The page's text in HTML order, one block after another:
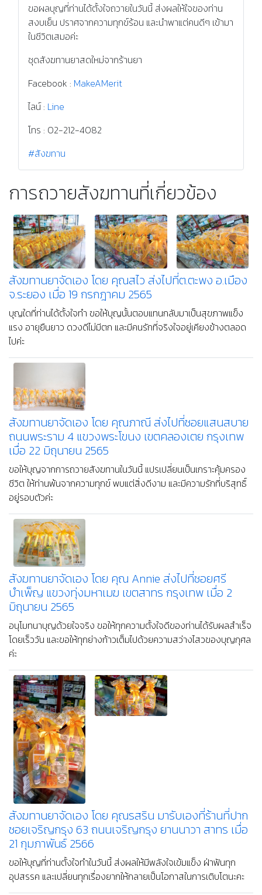
ขอผลบุญที่ท่านได้ตั้งใจถวายในวันนี้ ส่งผลให้ใจของท่าน
สงบเย็น ปราศจากความทุกข์ร้อน และนำพาแต่คนดีๆ เข้ามา
ในชีวิตเสมอค่ะ
ชุดสังฆทานยาสดใหม่จากร้านยา
Facebook : MakeAMerit
ไลน์ : Line
โทร : 02-212-4082
#สังฆทาน
การถวายสังฆทานที่เกี่ยวข้อง
สังฆทานยาจัดเอง โดย คุณสไว ส่งไปที่ต.ตะพง อ.เมือง
จ.ระยอง เมื่อ 19 กรกฎาคม 2565
บุญใดที่ท่านได้ตั้งใจทำ ขอให้บุญนั้นตอบแทนกลับมาเป็นสุขภาพแข็ง
แรง อายุยืนยาว ดวงดีไม่มีตก และมีคนรักที่จริงใจอยู่เคียงข้างตลอด
ไปค่ะ
สังฆทานยาจัดเอง โดย คุณภาณี ส่งไปที่ซอยแสนสบาย
ถนนพระราม 4 แขวงพระโขนง เขตคลองเตย กรุงเทพ
เมื่อ 22 มิถุนายน 2565
ขอให้บุญจากการถวายสังฆทานในวันนี้ แปรเปลี่ยนเป็นเกราะคุ้มครอง
ชีวิต ให้ท่านพ้นจากความทุกข์ พบแต่สิ่งดีงาม และมีความรักที่บริสุทธิ์
อยู่รอบตัวค่ะ
สังฆทานยาจัดเอง โดย คุณ Annie ส่งไปที่ซอยศรี
บำเพ็ญ แขวงทุ่งมหาเมฆ เขตสาทร กรุงเทพ เมื่อ 2
มิถุนายน 2565
อนุโมทนาบุญด้วยใจจริง ขอให้ทุกความตั้งใจดีของท่านได้รับผลสำเร็จ
โดยเร็ววัน และขอให้ทุกย่างก้าวเต็มไปด้วยความสว่างไสวของบุญกุศล
ค่ะ
สังฆทานยาจัดเอง โดย คุณรสริน มารับเองที่ร้านที่ปาก
ซอยเจริญกรุง 63 ถนนเจริญกรุง ยานนาวา สาทร เมื่อ
21 กุมภาพันธ์ 2566
ขอให้บุญที่ท่านตั้งใจทำในวันนี้ ส่งผลให้มีพลังใจเข้มแข็ง ฝ่าฟันทุก
อุปสรรค และเปลี่ยนทุกเรื่องยากให้กลายเป็นโอกาสในการเติบโตนะคะ